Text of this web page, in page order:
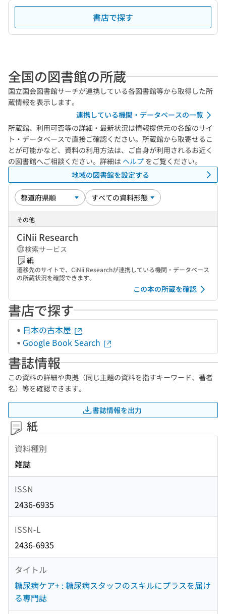
書店で探す
全国の図書館の所蔵
国立国会図書館サーチが連携している各図書館等から取得した所
蔵情報を表示します。
連携している機関・データベースの一覧
所蔵館、利用可否等の詳細・最新状況は情報提供元の各館のサイ
ト・データベースで直接ご確認ください。所蔵館から取寄せるこ
とが可能かなど、資料の利用方法は、ご自身が利用されるお近く
の図書館へご相談ください。詳細は ヘルプ をご覧ください。
地域の図書館を設定する
その他
CiNii Research
検索サービス
紙
遷移先のサイトで、CiNii Researchが連携している機関・データベース
の所蔵状況を確認できます。
この本の所蔵を確認
書店で探す
日本の古本屋
Google Book Search
書誌情報
この資料の詳細や典拠（同じ主題の資料を指すキーワード、著者
名）等を確認できます。
書誌情報を出力
紙
資料種別
雑誌
ISSN
2436-6935
ISSN-L
2436-6935
タイトル
糖尿病ケア+ : 糖尿病スタッフのスキルにプラスを届け
る専門誌